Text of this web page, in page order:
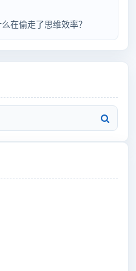
在偷走了思维效率？